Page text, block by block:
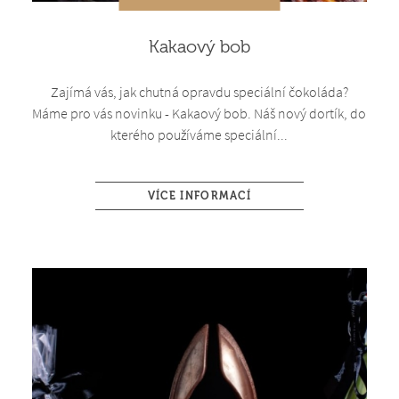
Kakaový bob
Zajímá vás, jak chutná opravdu speciální čokoláda?
Máme pro vás novinku - Kakaový bob. Náš nový dortík, do
kterého používáme speciální...
VÍCE INFORMACÍ